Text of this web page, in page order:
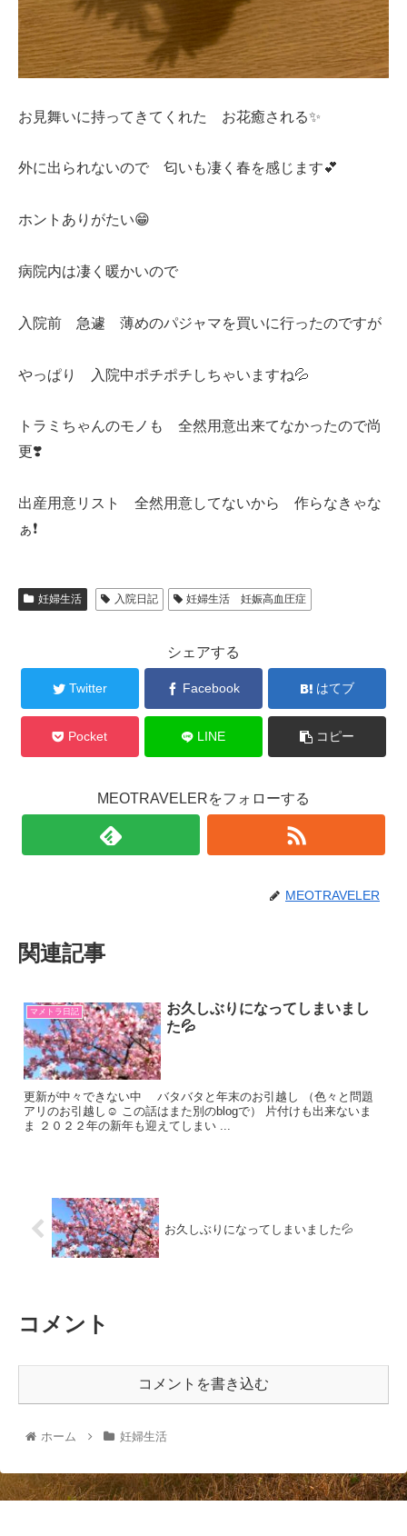
お見舞いに持ってきてくれた お花癒される✨
外に出られないので 匂いも凄く春を感じます💕
ホントありがたい😁
病院内は凄く暖かいので
入院前 急遽 薄めのパジャマを買いに行ったのですが
やっぱり 入院中ポチポチしちゃいますね💦
トラミちゃんのモノも 全然用意出来てなかったので尚
更❣️
出産用意リスト 全然用意してないから 作らなきゃな
ぁ❗️
妊婦生活 入院日記 妊婦生活 妊娠高血圧症
シェアする
Twitter Facebook はてブ
Pocket LINE コピー
MEOTRAVELERをフォローする
MEOTRAVELER
関連記事
マメトラ日記
お久しぶりになってしまいまし
た💦
更新が中々できない中 バタバタと年末のお引越し （色々と問題
アリのお引越し☺️ この話はまた別のblogで） 片付けも出来ないま
ま ２０２２年の新年も迎えてしまい ...
お久しぶりになってしまいました💦
コメント
コメントを書き込む
ホーム 妊婦生活